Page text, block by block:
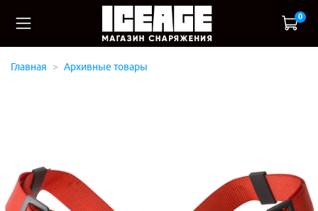
0
Главная Архивные товары